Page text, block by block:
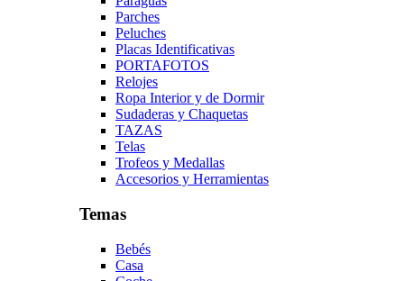
Parches
Peluches
Placas Identificativas
PORTAFOTOS
Relojes
Ropa Interior y de Dormir
Sudaderas y Chaquetas
TAZAS
Telas
Trofeos y Medallas
Accesorios y Herramientas
Temas
Bebés
Casa